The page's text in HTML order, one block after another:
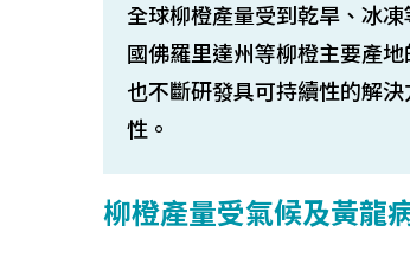
全球柳橙產量受到乾旱、冰
國佛羅里達州等柳橙主要產
也不斷研發具可持續性的解
性。
柳橙產量受氣候及黃龍